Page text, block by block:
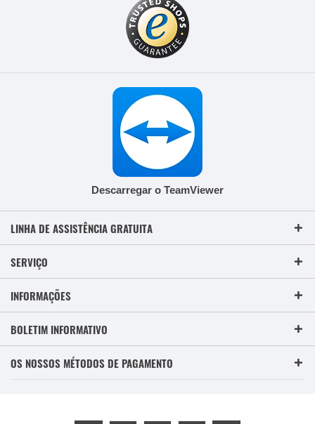
Descarregar o TeamViewer
LINHA DE ASSISTÊNCIA GRATUITA
SERVIÇO
INFORMAÇÕES
BOLETIM INFORMATIVO
OS NOSSOS MÉTODOS DE PAGAMENTO